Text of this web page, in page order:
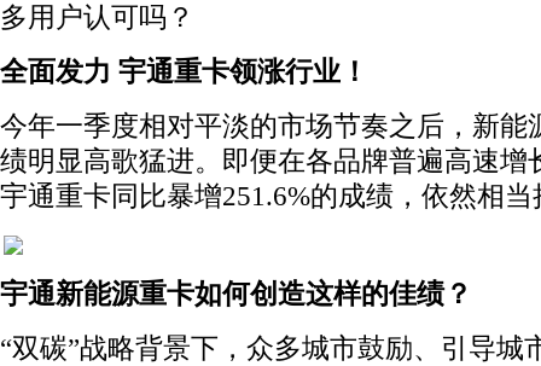
多用户认可吗？
全面发力 宇通重卡领涨行业！
今年一季度相对平淡的市场节奏之后，新能
绩明显高歌猛进。即便在各品牌普遍高速增
宇通重卡同比暴增251.6%的成绩，依然相当
宇通新能源重卡如何创造这样的佳绩？
“双碳”战略背景下，众多城市鼓励、引导城